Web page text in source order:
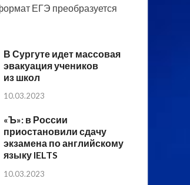
ЕГЭ преобразуется
В Сургуте идет массовая
эвакуация учеников
из школ
10.03.2023
«Ъ»: в России
приостановили сдачу
экзамена по английскому
языку IELTS
10.03.2023